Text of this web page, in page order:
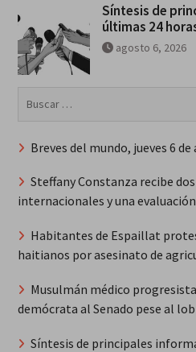
Síntesis de
últimas 24
agosto 6, 2026
Breves del mundo, jueves 6
Steffany Constanza recibe
internacionales y una
Habitantes de Espaillat
haitianos por asesinato de
Musulmán médico
demócrata al Senado pese al
Síntesis de principales